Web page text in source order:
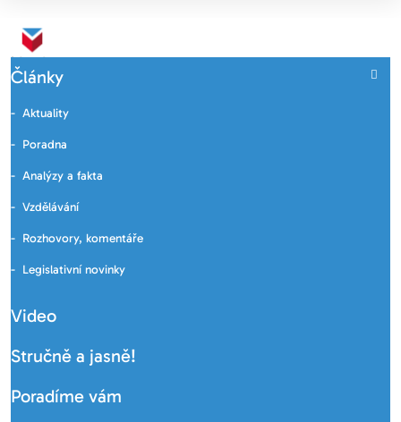
Články
Aktuality
Poradna
Analýzy a fakta
Vzdělávání
Rozhovory, komentáře
Legislativní novinky
Video
Stručně a jasně!
Poradíme vám